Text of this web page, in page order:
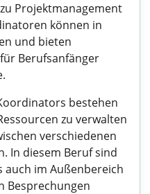
Projektmanagement
können in
und bieten
Berufsanfänger
bestehen
zu verwalten
verschiedenen
In diesem Beruf sind
auch im Außenbereich
Besprechungen